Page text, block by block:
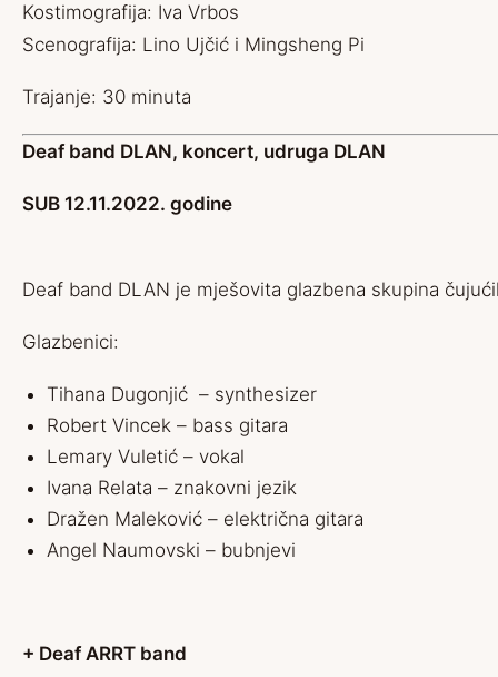
Kostimografija: Iva Vrbos
Scenografija: Lino Ujčić i Mingsheng Pi
Trajanje: 30 minuta
Deaf band DLAN, koncert, udruga DLAN
SUB 12.11.2022. godine
Deaf band DLAN je mješovita glazbena skupina
Glazbenici:
Tihana Dugonjić – synthesizer
Robert Vincek – bass gitara
Lemary Vuletić – vokal
Ivana Relata – znakovni jezik
Dražen Maleković – električna gitara
Angel Naumovski – bubnjevi
+ Deaf ARRT band